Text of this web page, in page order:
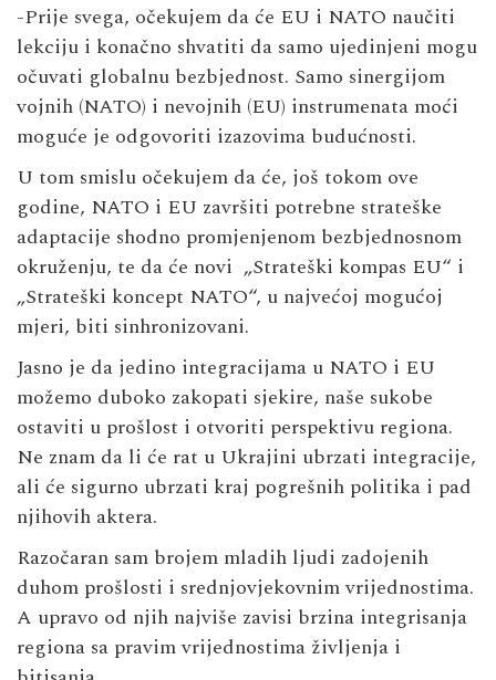
-Prije svega, očekujem da će EU i NATO naučiti
lekciju i konačno shvatiti da samo ujedinjeni mogu
očuvati globalnu bezbjednost. Samo sinergijom
vojnih (NATO) i nevojnih (EU) instrumenata moći
moguće je odgovoriti izazovima budućnosti.
U tom smislu očekujem da će, još tokom ove
godine, NATO i EU završiti potrebne strateške
adaptacije shodno promjenjenom bezbjednosnom
okruženju, te da će novi „Strateški kompas EU“ i
„Strateški koncept NATO“, u najvećoj mogućoj
mjeri, biti sinhronizovani.
Jasno je da jedino integracijama u NATO i EU
možemo duboko zakopati sjekire, naše sukobe
ostaviti u prošlost i otvoriti perspektivu regiona.
Ne znam da li će rat u Ukrajini ubrzati integracije,
ali će sigurno ubrzati kraj pogrešnih politika i pad
njihovih aktera.
Razočaran sam brojem mladih ljudi zadojenih
duhom prošlosti i srednjovjekovnim vrijednostima.
A upravo od njih najviše zavisi brzina integrisanja
regiona sa pravim vrijednostima življenja i